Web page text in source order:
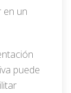
en un
puede